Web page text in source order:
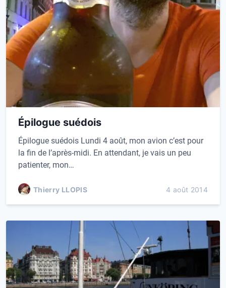
Épilogue suédois
Épilogue suédois Lundi 4 août, mon avion c’est pour
la fin de l’après-midi. En attendant, je vais un peu
patienter, mon…
Thierry LLOPIS 4 août 2014